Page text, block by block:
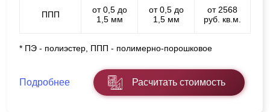
ППП
от 0,5 до
1,5 мм
от 0,5 до
1,5 мм
от 2568
руб. кв.м.
* ПЭ - полиэстер, ППП - полимерно-порошковое
Подробнее Расчитать стоимость